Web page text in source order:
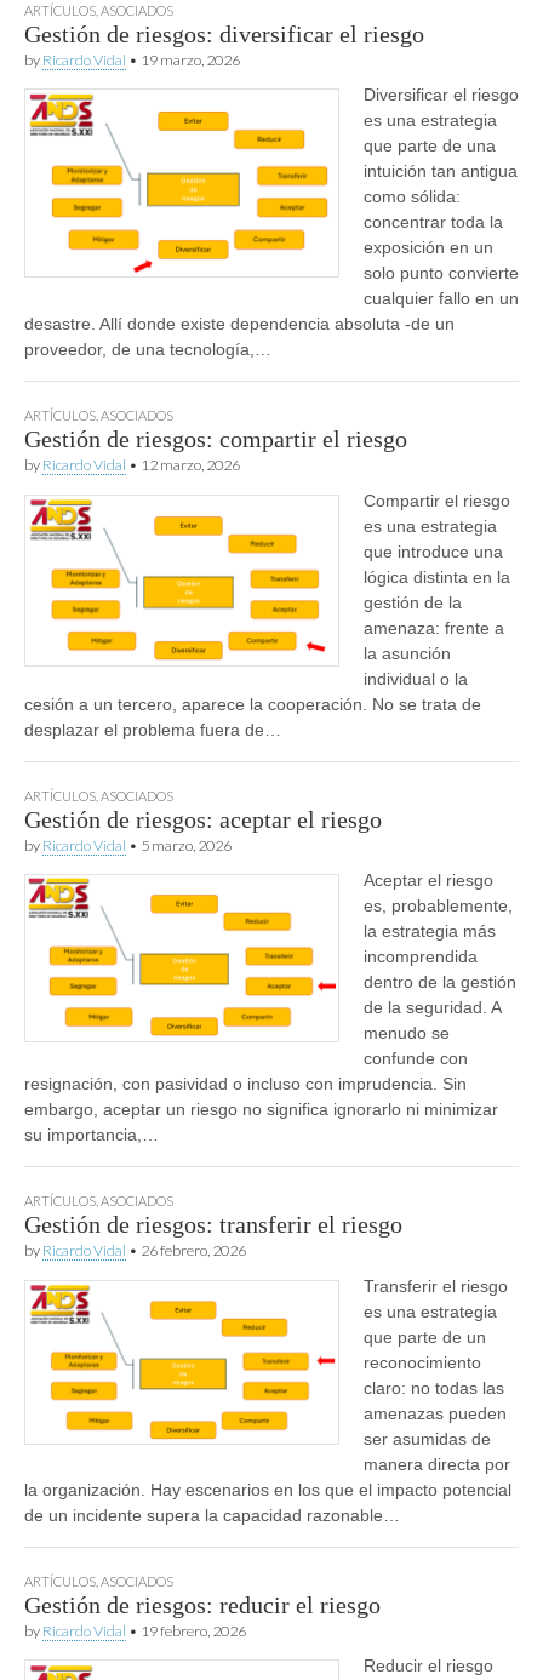
ARTÍCULOS ASOCIADOS
Gestión de riesgos: diversificar el riesgo
by Ricardo Vidal • 19 marzo, 2026
Diversificar el riesgo
es una estrategia
que parte de una
intuición tan antigua
como sólida:
concentrar toda la
exposición en un
solo punto convierte
cualquier fallo en un
desastre. Allí donde existe dependencia absoluta -de un
proveedor, de una tecnología,…
ARTÍCULOS ASOCIADOS
Gestión de riesgos: compartir el riesgo
by Ricardo Vidal • 12 marzo, 2026
Compartir el riesgo
es una estrategia
que introduce una
lógica distinta en la
gestión de la
amenaza: frente a
la asunción
individual o la
cesión a un tercero, aparece la cooperación. No se trata de
desplazar el problema fuera de…
ARTÍCULOS ASOCIADOS
Gestión de riesgos: aceptar el riesgo
by Ricardo Vidal • 5 marzo, 2026
Aceptar el riesgo
es, probablemente,
la estrategia más
incomprendida
dentro de la gestión
de la seguridad. A
menudo se
confunde con
resignación, con pasividad o incluso con imprudencia. Sin
embargo, aceptar un riesgo no significa ignorarlo ni minimizar
su importancia,…
ARTÍCULOS ASOCIADOS
Gestión de riesgos: transferir el riesgo
by Ricardo Vidal • 26 febrero, 2026
Transferir el riesgo
es una estrategia
que parte de un
reconocimiento
claro: no todas las
amenazas pueden
ser asumidas de
manera directa por
la organización. Hay escenarios en los que el impacto potencial
de un incidente supera la capacidad razonable…
ARTÍCULOS ASOCIADOS
Gestión de riesgos: reducir el riesgo
by Ricardo Vidal • 19 febrero, 2026
Reducir el riesgo